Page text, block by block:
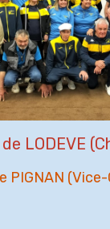
LODEVE
PIGNAN